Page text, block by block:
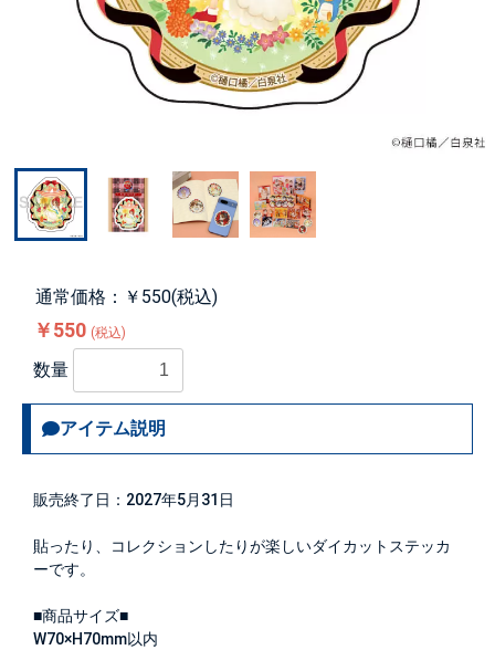
通常価格：￥550(税込)
￥550 (税込)
数量
アイテム説明
販売終了日：2027年5月31日
貼ったり、コレクションしたりが楽しいダイカットステッカ
ーです。
■商品サイズ■
W70×H70mm以内